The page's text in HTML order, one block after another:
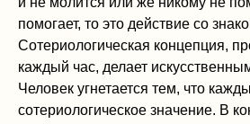
помогает, то это действие со
Сотериологическая концепция,
каждый час, делает
Человек угнетается тем, что
сотериологическое значение. В